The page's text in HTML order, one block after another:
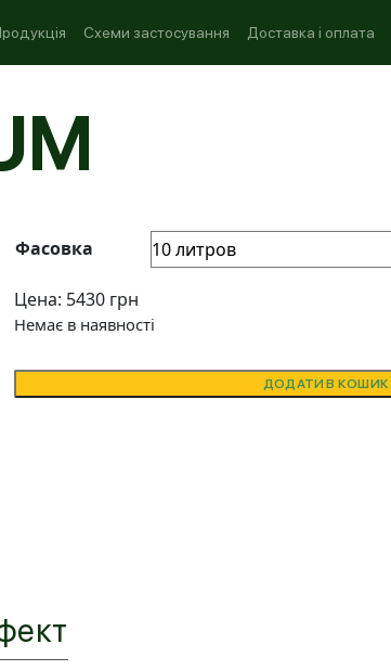
Схеми застосування Доставка і оплата
Фасовка
Цена: 5430 грн
Немає в наявності
ДОДАТИ В КОШИК